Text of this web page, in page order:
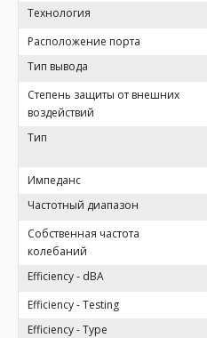
Технология
Расположение порта
Тип вывода
Степень защиты от внешних
воздействий
Тип
Импеданс
Частотный диапазон
Собственная частота
колебаний
Efficiency - dBA
Efficiency - Testing
Efficiency - Type